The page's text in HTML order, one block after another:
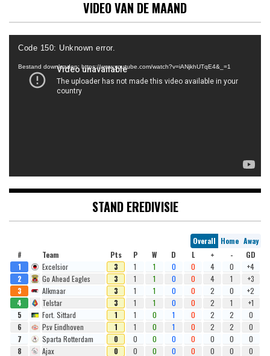
VIDEO VAN DE MAAND
Videospeler
Code 150: Unknown error.
Bestand downloaden: https://www.youtube.com/watch?v=iANjkhUTqE4&_=1
STAND EREDIVISIE
Overall Home Away
#
Team Pts P W D L + -
GD
1
Excelsior 3 1 1 0 0 4 0
+4
2
Go Ahead Eagles 3 1 1 0 0 4 1
+3
3
Alkmaar 3 1 1 0 0 2 0
+2
4
Telstar 3 1 1 0 0 2 1
+1
5
Fort. Sittard 1 1 0 1 0 2 2
0
6
Psv Eindhoven 1 1 0 1 0 2 2
0
7
Sparta Rotterdam 0 0 0 0 0 0 0
0
8
Ajax 0 0 0 0 0 0 0 0